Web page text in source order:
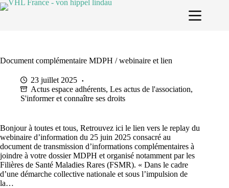
Passer
au
Document complémentaire MDPH / webinaire et lien
23 juillet 2025
Actus espace adhérents, Les actus de l'association,
S'informer et connaître ses droits
Bonjour à toutes et tous, Retrouvez ici le lien vers le replay du
webinaire d’information du 25 juin 2025 consacré au
document de transmission d’informations complémentaires à
joindre à votre dossier MDPH et organisé notamment par les
Filières de Santé Maladies Rares (FSMR). « Dans le cadre
d’une démarche collective nationale et sous l’impulsion de
la…